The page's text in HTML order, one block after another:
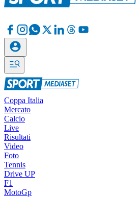
Coppa Italia
Mercato
Calcio
Live
Risultati
Video
Foto
Tennis
Drive UP
F1
MotoGp